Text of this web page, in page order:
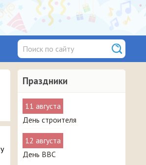
Праздники
11 августа
День строителя
12 августа
День ВВС